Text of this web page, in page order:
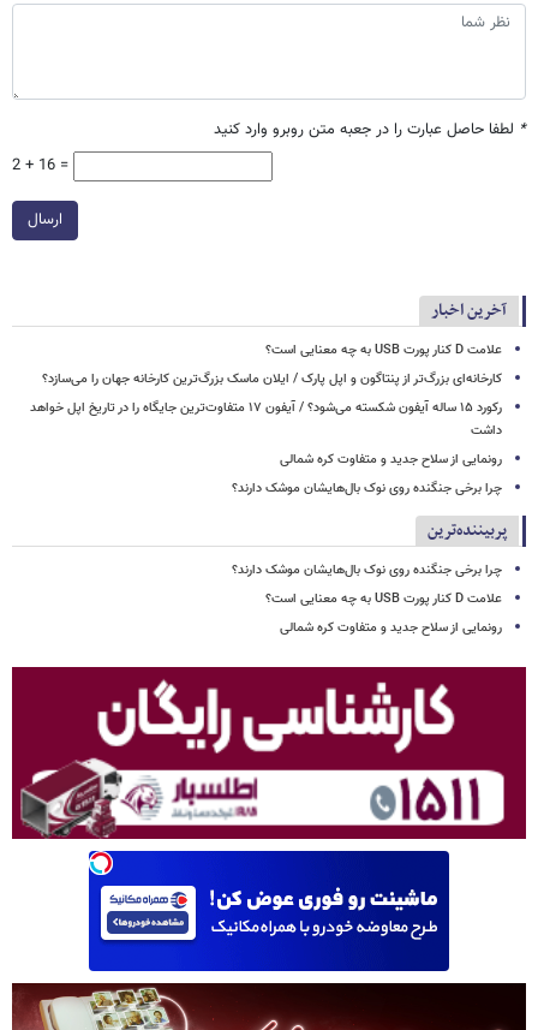
* لطفا حاصل عبارت را در جعبه متن روبرو وارد کنید
2 + 16 =
ارسال
آخرین اخبار
علامت D کنار پورت USB به چه معنایی است؟
کارخانه‌ای بزرگ‌تر از پنتاگون و اپل پارک / ایلان ماسک بزرگ‌ترین کارخانه جهان را می‌سازد؟
رکورد ۱۵ ساله آیفون شکسته می‌شود؟ / آیفون ۱۷ متفاوت‌ترین جایگاه را در تاریخ اپل خواهد
داشت
رونمایی از سلاح جدید و متفاوت کره شمالی
چرا برخی جنگنده روی نوک بال‌هایشان موشک‌ دارند؟
پربیننده‌ترین
چرا برخی جنگنده روی نوک بال‌هایشان موشک‌ دارند؟
علامت D کنار پورت USB به چه معنایی است؟
رونمایی از سلاح جدید و متفاوت کره شمالی